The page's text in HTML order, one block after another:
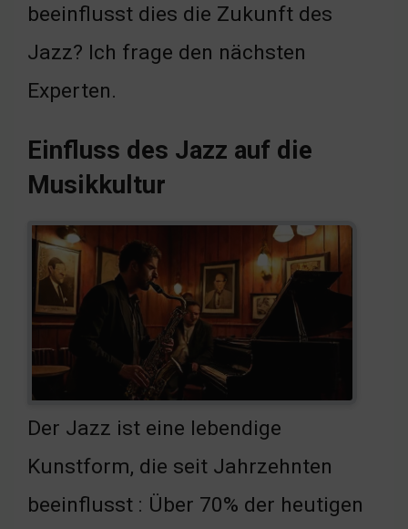
beeinflusst dies die Zukunft des
Jazz? Ich frage den nächsten
Experten.
Einfluss des Jazz auf die
Musikkultur
Der Jazz ist eine lebendige
Kunstform, die seit Jahrzehnten
beeinflusst : Über 70% der heutigen